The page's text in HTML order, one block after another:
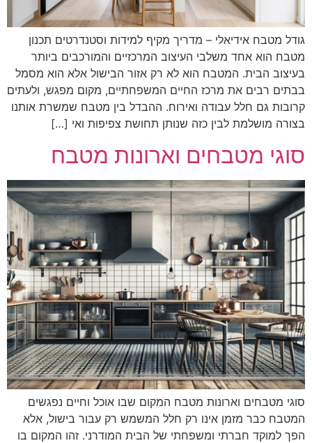
גודל מטבח אידיאלי – מדריך מקיף למידות וסטנדרטים תכנון
מטבח הוא אחד משלבי העיצוב המרכזיים והמורכבים ביותר
בעיצוב הבית. המטבח הוא לא רק אזור הבישול אלא הוא מסמל
בבתים רבים את מרכז החיים המשפחתיים, מקום מפגש, ולעתים
קרובות גם חלל עבודה ואירוח. ההבדל בין מטבח שמשרת אותנו
בצורה מושלמת לבין כזה שנותן תחושת צפיפות ואי […]
סוגי מטבחים וארונות מטבח
סוגי מטבחים וארונות מטבח המקום שבו אוכל וחיים נפגשים
המטבח כבר מזמן אינו רק חלל המשמש רק עבור בישול, אלא
הפך למוקד חברתי ומשפחתי של הבית המודרני. זהו המקום בו